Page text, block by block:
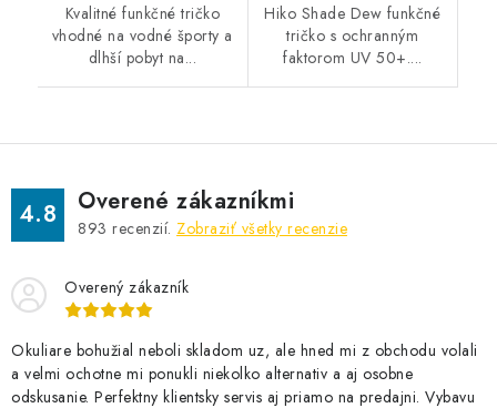
Kvalitné funkčné tričko
vhodné na vodné športy a
dlhší pobyt na...
Hiko Shade Dew funkčné
tričko s ochranným
faktorom UV 50+....
4.8 Overené zákazníkmi
893 recenzií. Zobraziť všetky recenzie
Overený zákazník
Okuliare bohužial neboli skladom uz, ale hned mi z obchodu volali
a velmi ochotne mi ponukli niekolko alternativ a aj osobne
odskusanie. Perfektny klientsky servis aj priamo na predajni. Vybavu